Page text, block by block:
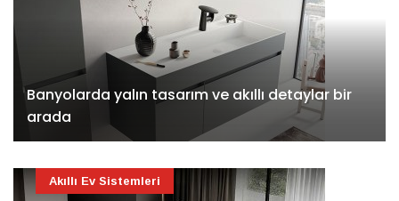
Banyolarda yalın tasarım ve akıllı detaylar bir
arada
Akıllı Ev Sistemleri